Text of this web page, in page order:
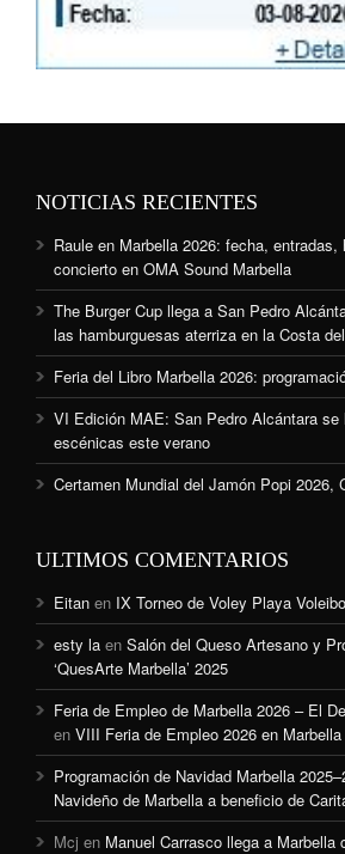
NOTICIAS RECIENTES
Raule en Marbella 2026: fecha,
concierto en OMA Sound Marbella
The Burger Cup llega a San Pedro
las hamburguesas aterriza en la Costa
Feria del Libro Marbella 2026:
VI Edición MAE: San Pedro Alcántara se
escénicas este verano
Certamen Mundial del Jamón Popi 2026,
ULTIMOS COMENTARIOS
Eitan en IX Torneo de Voley Playa
esty la en Salón del Queso Artesano y
‘QuesArte Marbella’ 2025
Feria de Empleo de Marbella 2026 – El
en VIII Feria de Empleo 2026 en Marbella
Programación de Navidad Marbella
Navideño de Marbella a beneficio de
Mcj en Manuel Carrasco llega a Marbella